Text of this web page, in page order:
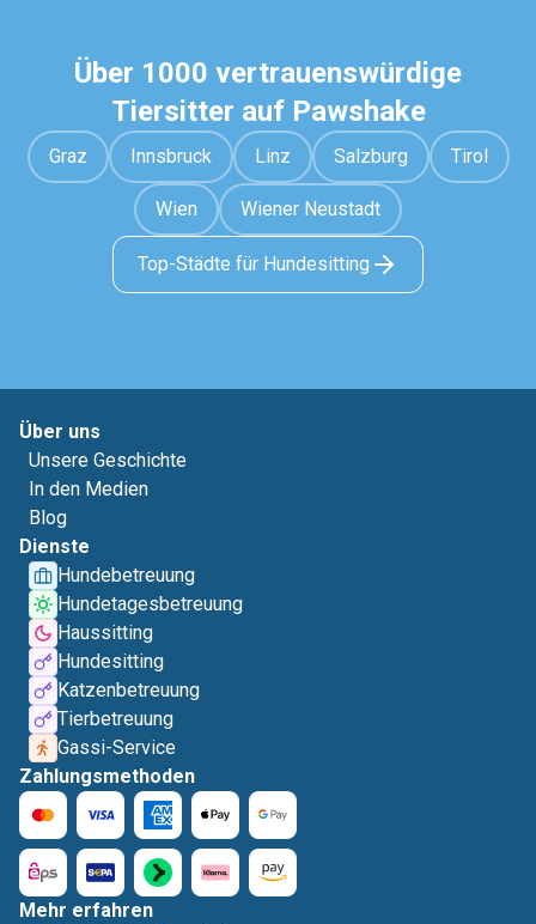
Über 1000 vertrauenswürdige
Tiersitter auf Pawshake
Graz Innsbruck Linz Salzburg Tirol
Wien Wiener Neustadt
Top-Städte für Hundesitting
Über uns
Unsere Geschichte
In den Medien
Blog
Dienste
Hundebetreuung
Hundetagesbetreuung
Haussitting
Hundesitting
Katzenbetreuung
Tierbetreuung
Gassi-Service
Zahlungsmethoden
Mehr erfahren